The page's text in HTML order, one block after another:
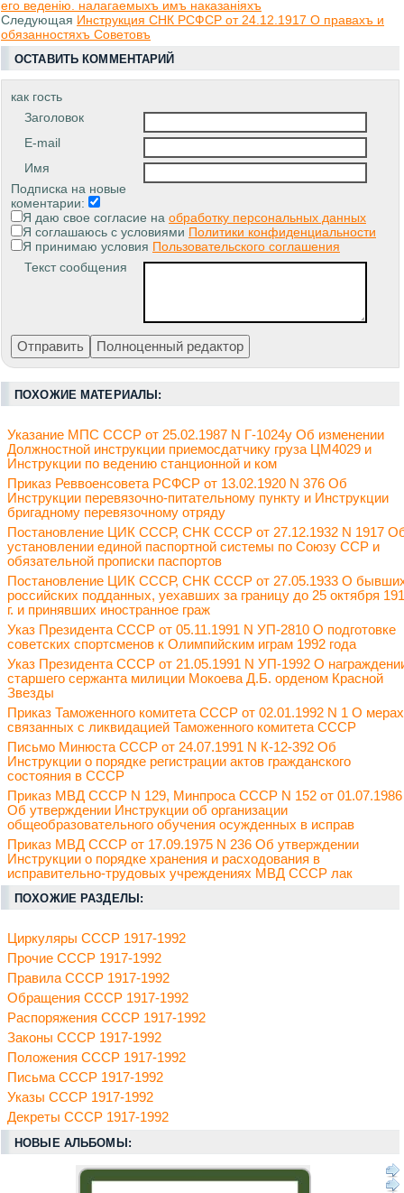
его веденiю. налагаемыхъ имъ наказанiяхъ
Следующая Инструкция СНК РСФСР от 24.12.1917 О правахъ и
обязанностяхъ Советовъ
ОСТАВИТЬ КОММЕНТАРИЙ
как гость
Заголовок
E-mail
Имя
Подписка на новые
коментарии:
Я даю свое согласие на обработку персональных данных
Я соглашаюсь с условиями Политики конфиденциальности
Я принимаю условия Пользовательского соглашения
Текст сообщения
ПОХОЖИЕ МАТЕРИАЛЫ:
Указание МПС СССР от 25.02.1987 N Г-1024у Об изменении
Должностной инструкции приемосдатчику груза ЦМ4029 и
Инструкции по ведению станционной и ком
Приказ Реввоенсовета РСФСР от 13.02.1920 N 376 Об
Инструкции перевязочно-питательному пункту и Инструкции
бригадному перевязочному отряду
Постановление ЦИК СССР, СНК СССР от 27.12.1932 N 1917
установлении единой паспортной системы по Союзу ССР и
обязательной прописки паспортов
Постановление ЦИК СССР, СНК СССР от 27.05.1933 О
российских подданных, уехавших за границу до 25 октября
г. и принявших иностранное граж
Указ Президента СССР от 05.11.1991 N УП-2810 О подготовке
советских спортсменов к Олимпийским играм 1992 года
Указ Президента СССР от 21.05.1991 N УП-1992 О
старшего сержанта милиции Мокоева Д.Б. орденом Красной
Звезды
Приказ Таможенного комитета СССР от 02.01.1992 N 1 О
связанных с ликвидацией Таможенного комитета СССР
Письмо Минюста СССР от 24.07.1991 N К-12-392 Об
Инструкции о порядке регистрации актов гражданского
состояния в СССР
Приказ МВД СССР N 129, Минпроса СССР N 152 от 01.07.1986
Об утверждении Инструкции об организации
общеобразовательного обучения осужденных в исправ
Приказ МВД СССР от 17.09.1975 N 236 Об утверждении
Инструкции о порядке хранения и расходования в
исправительно-трудовых учреждениях МВД СССР лак
ПОХОЖИЕ РАЗДЕЛЫ:
Циркуляры СССР 1917-1992
Прочие СССР 1917-1992
Правила СССР 1917-1992
Обращения СССР 1917-1992
Распоряжения СССР 1917-1992
Законы СССР 1917-1992
Положения СССР 1917-1992
Письма СССР 1917-1992
Указы СССР 1917-1992
Декреты СССР 1917-1992
НОВЫЕ АЛЬБОМЫ: